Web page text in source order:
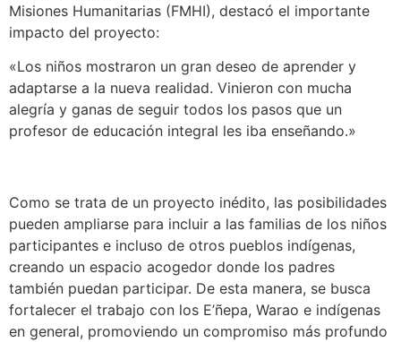
Misiones Humanitarias (FMHI), destacó el importante
impacto del proyecto:
«Los niños mostraron un gran deseo de aprender y
adaptarse a la nueva realidad. Vinieron con mucha
alegría y ganas de seguir todos los pasos que un
profesor de educación integral les iba enseñando.»
Como se trata de un proyecto inédito, las posibilidades
pueden ampliarse para incluir a las familias de los niños
participantes e incluso de otros pueblos indígenas,
creando un espacio acogedor donde los padres
también puedan participar. De esta manera, se busca
fortalecer el trabajo con los E’ñepa, Warao e indígenas
en general, promoviendo un compromiso más profundo